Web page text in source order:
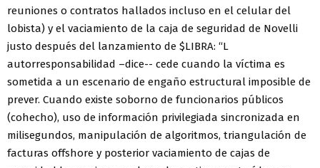
reuniones o contratos hallados incluso en el celular del
lobista) y el vaciamiento de la caja de seguridad de Novelli
justo después del lanzamiento de $LIBRA: “L
autorresponsabilidad –dice-- cede cuando la víctima es
sometida a un escenario de engaño estructural imposible de
prever. Cuando existe soborno de funcionarios públicos
(cohecho), uso de información privilegiada sincronizada en
milisegundos, manipulación de algoritmos, triangulación de
facturas offshore y posterior vaciamiento de cajas de